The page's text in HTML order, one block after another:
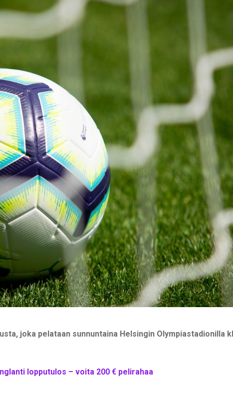
joka pelataan sunnuntaina Helsingin Olympiastadionilla
lopputulos – voita 200 € pelirahaa